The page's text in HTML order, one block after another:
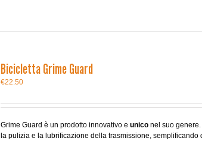
Bicicletta Grime Guard
€22.50
Grime Guard è un prodotto innovativo euniconel suo
la pulizia e la lubrificazione della trasmissione,